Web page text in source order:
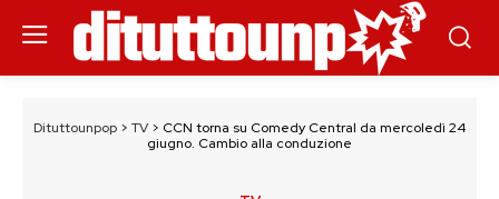
Dituttounpop > TV > CCN torna su Comedy Central da mercoledì 24
giugno. Cambio alla conduzione